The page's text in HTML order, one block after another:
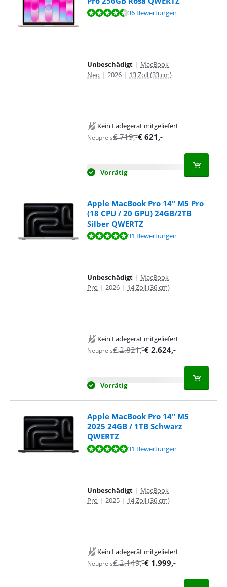
Bewertet mit 9,4 von 10, basierend auf 36 Bewertungen.
36 Bewertungen
Unbeschädigt | MacBook
Neo | 2026 | 13 Zoll (33 cm)
Kein Ladegerät mitgeliefert
Neupreis€719,-€ 621,-
Vorrätig
Apple MacBook Pro 14" M5 Pro
(18 CPU / 20 GPU) 24GB/2TB
Silber QWERTZ
Bewertet mit 9,6 von 10, basierend auf 31 Bewertungen.
31 Bewertungen
Unbeschädigt | MacBook
Pro | 2026 | 14 Zoll (36 cm)
Kein Ladegerät mitgeliefert
Neupreis€2.821,-€ 2.624,-
Vorrätig
Apple MacBook Pro 14" M5
2025 24GB / 1TB Schwarz
QWERTZ
Bewertet mit 9,6 von 10, basierend auf 31 Bewertungen.
31 Bewertungen
Unbeschädigt | MacBook
Pro | 2025 | 14 Zoll (36 cm)
Kein Ladegerät mitgeliefert
Neupreis€2.149,-€ 1.999,-